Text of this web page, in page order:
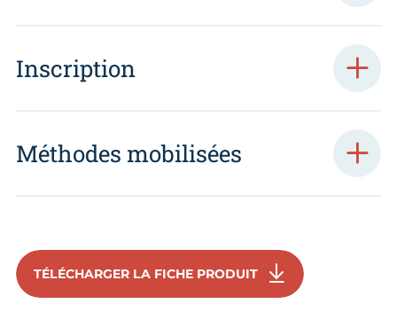
Inscription
Méthodes mobilisées
TÉLÉCHARGER LA FICHE PRODUIT